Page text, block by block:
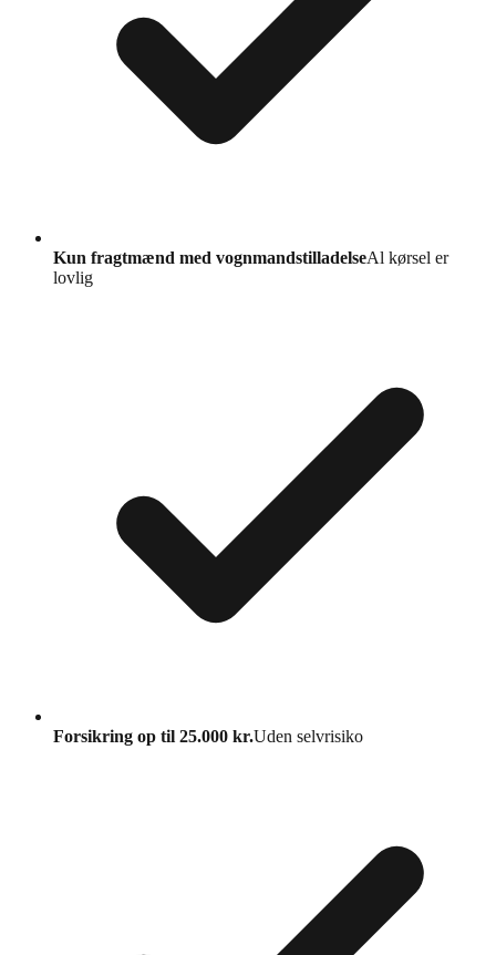
Kun fragtmænd med vognmandstilladelseAl kørsel er
lovlig
Forsikring op til 25.000 kr.Uden selvrisiko